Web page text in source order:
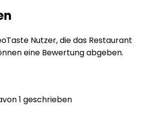
Nutzer, die das Restaurant
eine Bewertung abgeben.
1 geschrieben